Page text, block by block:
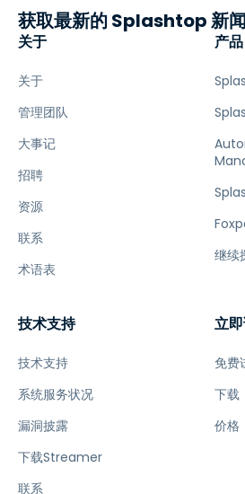
关于
关于
管理团队
大事记
招聘
资源
联系
术语表
产品
继续
技术支持
技术支持
系统服务状况
漏洞披露
下载Streamer
联系
立
免费
下载
价格
获取最新的 Splashtop 新闻